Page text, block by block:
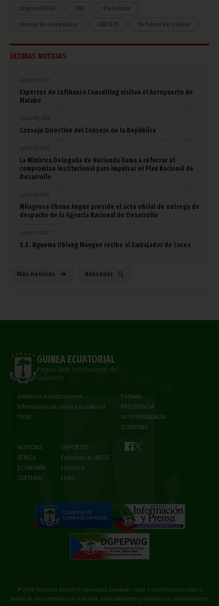
CongresoPDGE FIJA Bielorrusia
Consejo de la república CAN 2025 Defensor del pueblo
ÚLTIMAS NOTICIAS
agosto 09, 2026
Expertos de Lufthansa Consulting visitan el Aeropuerto de
Malabo
agosto 08, 2026
Consejo Directivo del Consejo de la República
agosto 07, 2026
La Ministra Delegada de Hacienda llama a reforzar el
compromiso institucional para impulsar el Plan Nacional de
Desarrollo
agosto 07, 2026
Milagrosa Obono Angue preside el acto oficial de entrega de
despacho de la Agencia Nacional de Desarrollo
agosto 07, 2026
S.E. Nguema Obiang Mangue recibe al Embajador de Corea
Más noticias Búscador
GUINEA ECUATORIAL
Página Web Institucional del
Gobierno
Gobierno e Instituciones
Información de Guinea Ecuatorial
TVGE
Portada
PRESIDENCIA
VICEPRESIDENCIA
GOBIERNO
NOTICIAS
ÁFRICA
ECONOMÍA
CULTURA
DEPORTES
Estadísticas INEGE
Fototeca
Links
© 2026 Todos los derechos reservados. Cualquier copia o reproducción, total o
parcial de los contenidos de esta web, está totalmente prohibido sin consentimiento